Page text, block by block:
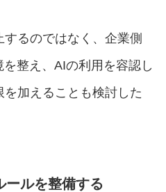
るのではなく、企業側
整え、AIの利用を容認し
加えることも検討した
ールを整備する